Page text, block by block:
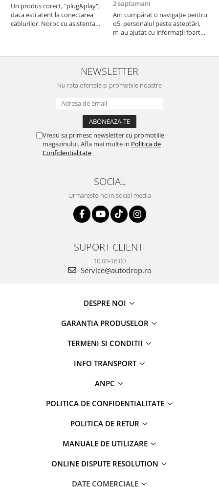
Un produs corect, "plug&play",
daca esti atent la conectarea
cablurilor. Noroc cu asistenta
atras atentia ca nu era conectat
cablul de video de la camera
2 saptamani
Am cumpărat o navigație pentru
q5, personalul peste așteptări,
m-au ajutat cu informații foarte
serviabili, livrare rapidă, suport
tehnic, totul impecabil, o să revin
la ei și pentru vi...
NEWSLETTER
Nu rata ofertele si promotiile noastre
Vreau sa primesc newsletter cu promotiile
magazinului. Afla mai multe in Politica de
Confidentialitate
SOCIAL
Urmareste-ne in social media
SUPORT CLIENTI
10:00-16:00
Service@autodrop.ro
DESPRE NOI
GARANTIA PRODUSELOR
TERMENI SI CONDITII
INFO TRANSPORT
ANPC
POLITICA DE CONFIDENTIALITATE
POLITICA DE RETUR
MANUALE DE UTILIZARE
ONLINE DISPUTE RESOLUTION
DATE COMERCIALE